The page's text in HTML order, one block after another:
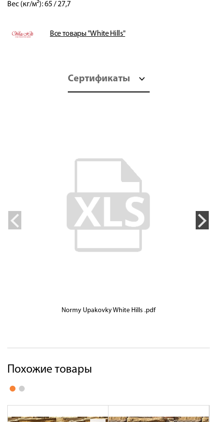
Вес (кг/м²): 65 / 27,7
Все товары "White Hills"
Сертификаты
Normy Upakovky White Hills .pdf
Похожие товары